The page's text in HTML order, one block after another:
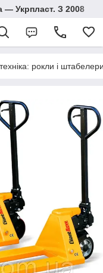
— Укрпласт. З 2008
рокли і